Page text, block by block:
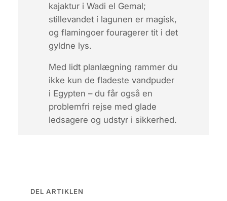
kajakturi Wadi el Gemal;
stillevandet i lagunen er magisk,
og flamingoer fouragerer tit i det
gyldne lys.
Med lidt planlægning rammer du
ikke kun de fladeste vandpuder
i Egypten – du får også en
problemfri rejse med glade
ledsagere og udstyr i sikkerhed.
DEL ARTIKLEN